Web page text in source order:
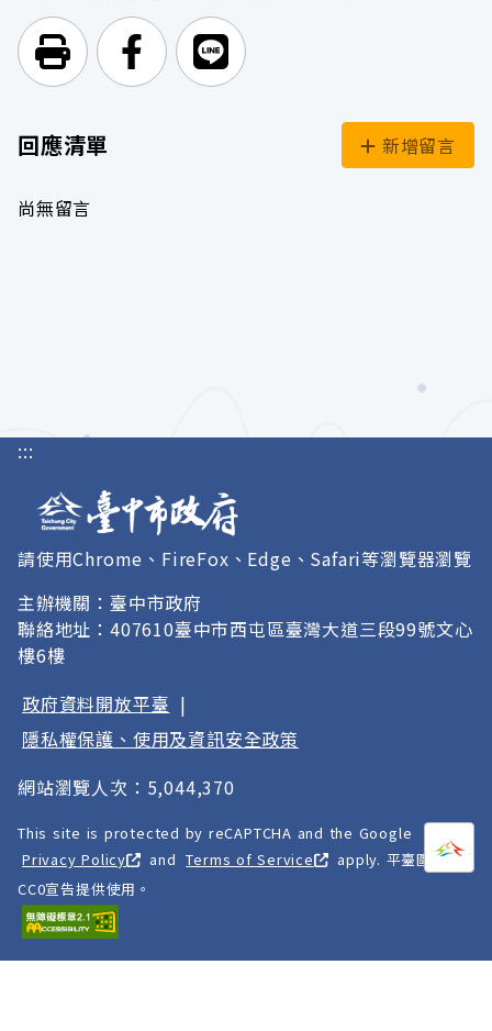
列印頁面前往Facebook
前往Line
回應清單 新增留言
尚無留言
打開
:::
請使用Chrome、FireFox、Edge、Safari等瀏覽器瀏覽
主辦機關：臺中市政府
聯絡地址：407610臺中市西屯區臺灣大道三段99號文心
樓6樓
政府資料開放平臺 |
隱私權保護、使用及資訊安全政策
網站瀏覽人次：5,044,370
This site is protected by reCAPTCHA and the Google
Privacy Policy
and Terms of Service
apply. 平臺圖像以
CC0宣告提供使用。